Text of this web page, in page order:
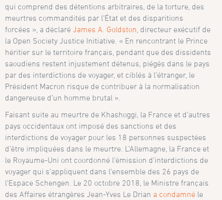
qui comprend des détentions arbitraires, de la torture, des
meurtres commandités par l’État et des disparitions
forcées », a déclaréJames A. Goldston , directeur exécutif de
la Open Society Justice Initiative. « En rencontrant le Prince
héritier sur le territoire français, pendant que des dissidents
saoudiens restent injustement détenus, piégés dans le pays
par des interdictions de voyager, et ciblés à l’étranger, le
Président Macron risque de contribuer à la normalisation
dangereuse d’un homme brutal ».
Faisant suite au meurtre de Khashoggi, la France et d’autres
pays occidentaux ont imposé des sanctions et des
interdictions de voyager pour les 18 personnes suspectées
d’être impliquées dans le meurtre. L’Allemagne, la France et
le Royaume-Uni ont coordonné l’émission d’interdictions de
voyager qui s’appliquent dans l’ensemble des 26 pays de
l’Espace Schengen. Le 20 octobre 2018, le Ministre français
des Affaires étrangères Jean-Yves Le Drian a condamné le